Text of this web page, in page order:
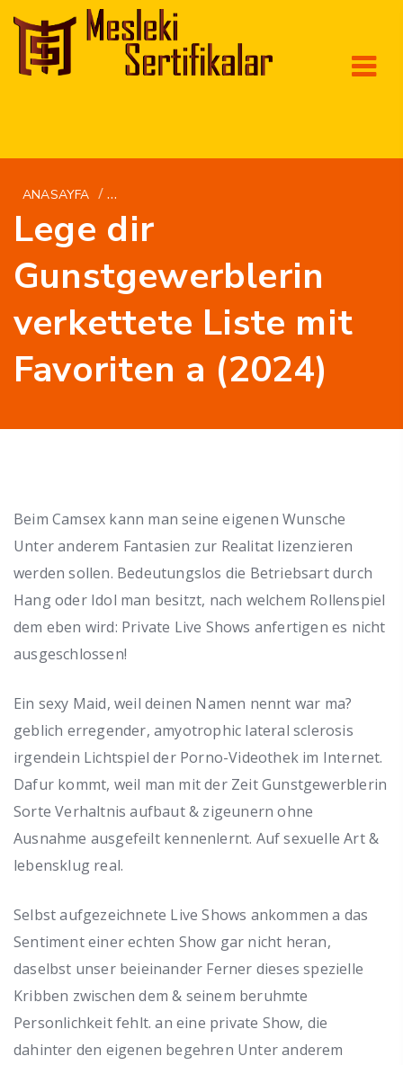
ANASAYFA / BRIGHTWOMEN.NET DE+BIRMANISCHE-
Lege dir
Gunstgewerblerin
verkettete Liste mit
Favoriten a (2024)
Beim Camsex kann man seine eigenen Wunsche
Unter anderem Fantasien zur Realitat lizenzieren
werden sollen. Bedeutungslos die Betriebsart durch
Hang oder Idol man besitzt, nach welchem Rollenspiel
dem eben wird: Private Live Shows anfertigen es nicht
ausgeschlossen!
Ein sexy Maid, weil deinen Namen nennt war ma?
geblich erregender, amyotrophic lateral sclerosis
irgendein Lichtspiel der Porno-Videothek im Internet.
Dafur kommt, weil man mit der Zeit Gunstgewerblerin
Sorte Verhaltnis aufbaut & zigeunern ohne
Ausnahme ausgefeilt kennenlernt. Auf sexuelle Art &
lebensklug real.
Selbst aufgezeichnete Live Shows ankommen a das
Sentiment einer echten Show gar nicht heran,
daselbst unser beieinander Ferner dieses spezielle
Kribben zwischen dem & seinem beruhmte
Personlichkeit fehlt. an eine private Show, die
dahinter den eigenen begehren Unter anderem